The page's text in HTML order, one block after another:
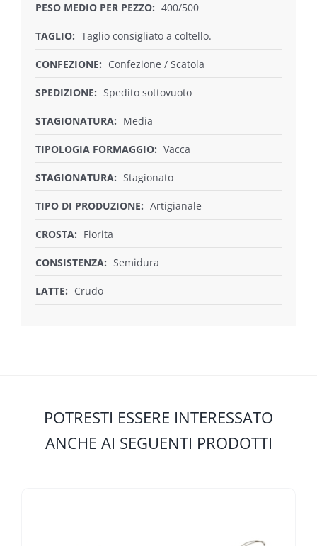
PESO MEDIO PER PEZZO: 400/500
TAGLIO: Taglio consigliato a coltello.
CONFEZIONE: Confezione / Scatola
SPEDIZIONE: Spedito sottovuoto
STAGIONATURA: Media
TIPOLOGIA FORMAGGIO: Vacca
STAGIONATURA: Stagionato
TIPO DI PRODUZIONE: Artigianale
CROSTA: Fiorita
CONSISTENZA: Semidura
LATTE: Crudo
POTRESTI ESSERE INTERESSATO
ANCHE AI SEGUENTI PRODOTTI